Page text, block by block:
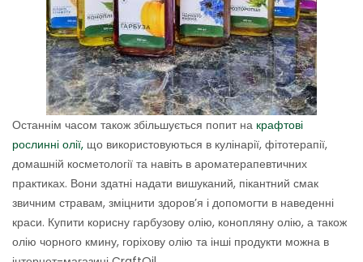
Останнім часом також збільшується попит на крафтові
рослинні олії, що використовуються в кулінарії, фітотерапії,
домашній косметології та навіть в ароматерапевтичних
практиках. Вони здатні надати вишуканий, пікантний смак
звичним стравам, зміцнити здоров’я і допомогти в наведенні
краси. Купити корисну гарбузову олію, конопляну олію, а також
олію чорного кмину, горіхову олію та інші продукти можна в